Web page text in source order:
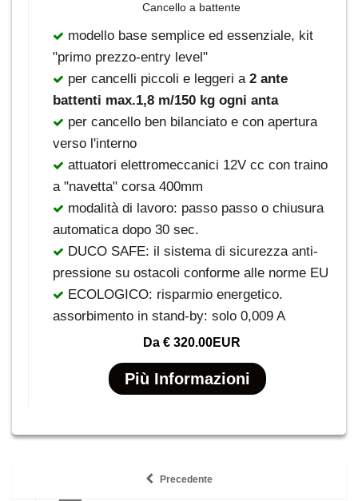
Cancello a battente
modello base semplice ed essenziale, kit
"primo prezzo-entry level"
per cancelli piccoli e leggeri a 2 ante
battenti max.1,8 m/150 kg ogni anta
per cancello ben bilanciato e con apertura
verso l'interno
attuatori elettromeccanici 12V cc con traino
a "navetta" corsa 400mm
modalità di lavoro: passo passo o chiusura
automatica dopo 30 sec.
DUCO SAFE: il sistema di sicurezza anti-
pressione su ostacoli conforme alle norme EU
ECOLOGICO: risparmio energetico.
assorbimento in stand-by: solo 0,009 A
Da € 320.00EUR
Più Informazioni
Precedente